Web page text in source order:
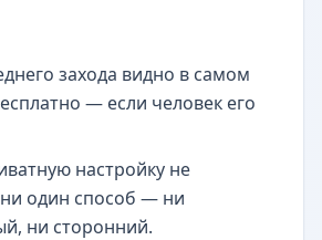
захода видно в самом
— если человек его
настройку не
один способ — ни
ни сторонний.